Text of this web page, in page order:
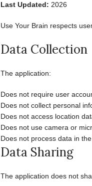
Last Updated: 2026
Use Your Brain respects
Data Collection
The application:
Does not require user
Does not collect personal
Does not access location
Does not use camera or
Does not process data in
Data Sharing
The application does not